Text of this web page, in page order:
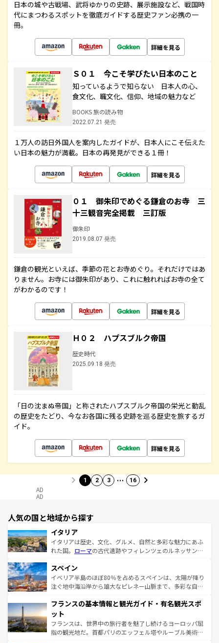
日本の城や古戦場、武将ゆかりの史跡、展示施設など、戦国時
代にまつわるスポットを徹底ガイドする歴史ファン必携の一
冊。
詳細を見る
Ｓ０１ 今こそ学びたい日本のこと
知っているようで知らない 日本人の心、
食文化、職文化、信仰、地域の魅力など
BOOKS 旅の読み物
2022.07.21 発売
１万人の訪日外国人を案内したガイドが、日本人にこそ伝えた
い日本の魅力が満載。日本の再発見ができる１冊！
詳細を見る
０１ 御朱印でめぐる鎌倉のお寺 三
十三観音完全掲載 三訂版
御朱印
2019.08.07 発売
鎌倉の観光といえば、季節の花とお寺めぐり。それだけではあ
りません。お寺には御朱印があり、これに触れればお寺の全て
がわかるのです！
詳細を見る
Ｈ０２ ハプスブルク帝国
歴史時代
2025.09.18 発売
「日の沈まぬ帝国」と称されたハプスブルク帝国の栄光と動乱
の歴史をたどり、今なお各国に残る史跡を巡る歴史を旅するガ
イド。
詳細を見る
1 2 3 … 16
AD
AD
人気の国と地域から探す
イタリア
イタリアは歴史、文化、グルメ、自然と多彩な魅力にあふ
れた国。 ローマの古代遺跡やフィレンツェのルネッサンス
ろん、トスカーナの美しい田園風景やアマルフィ海岸の絶
景など、自然景観も見逃せない。観光の合間には、本場の
ピザやパスタなど、絶品のイタリア料理を堪能することも
ませてくれるイタリアで、忘れられない旅をしてみよう！
なお、新着のイタリア情報は
しい。
スペイン
イベリア半島のほぼ80％を占めるスペインは、太陽が降り
注ぐ地中海沿岸から雄大なピレネー山脈まで、多彩な自然
文化が根付くこの国では、情熱的なフラメンコ、熱気あふ
れる闘牛、そして美味しいタパスが生活の一部となってい
る。首都マドリードの洗練された雰囲気や、バルセロナの
アートに溢れた街角から、地方では古代ローマ遺跡や中世
フランスの基本情報と観光ガイド・有名観光スポ
ット
フランスは、世界中の旅行者を魅了し続けるヨーロッパ屈
指の観光地だ。首都パリのエッフェル塔やルーブル美術館